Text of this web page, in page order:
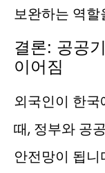
보완하는 역할
결론: 공공
이어짐
외국인이 한
때, 정부와 공
안전망이 됩